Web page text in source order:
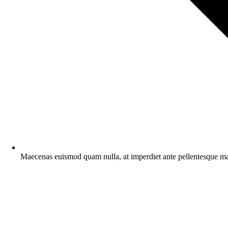
Maecenas euismod quam nulla, at imperdiet ante pellentesque